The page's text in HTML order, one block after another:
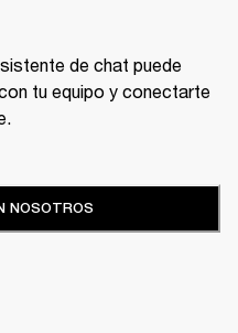
de chat puede
tu equipo y conectarte
NOSOTROS